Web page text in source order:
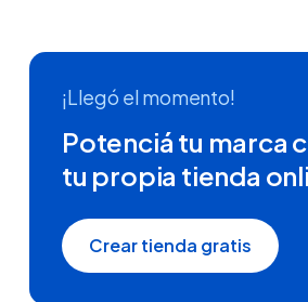
¡Llegó el momento!
Potenciá tu marca
tu propia tienda
Crear tienda gratis